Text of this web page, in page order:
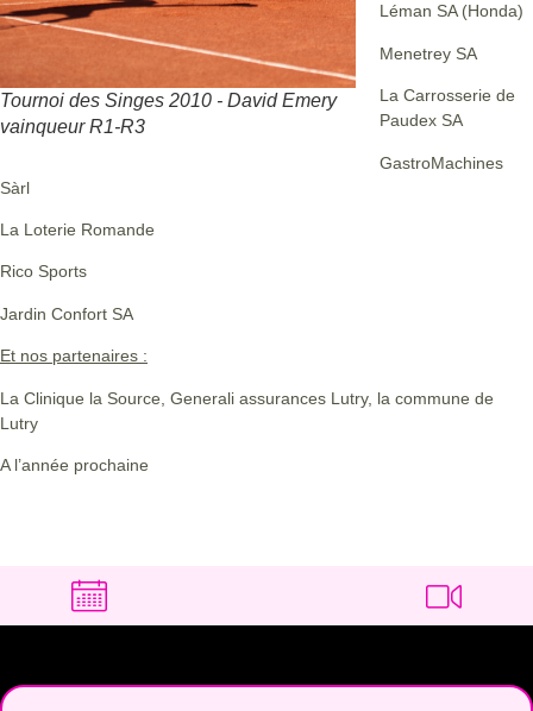
Tournoi des Singes 2010 - David Emery
vainqueur R1-R3
Léman SA (Honda)
Menetrey SA
La Carrosserie de
Paudex SA
GastroMachines
Sàrl
La Loterie Romande
Rico Sports
Jardin Confort SA
Et nos partenaires :
La Clinique la Source, Generali assurances Lutry, la commune de
Lutry
A l’année prochaine